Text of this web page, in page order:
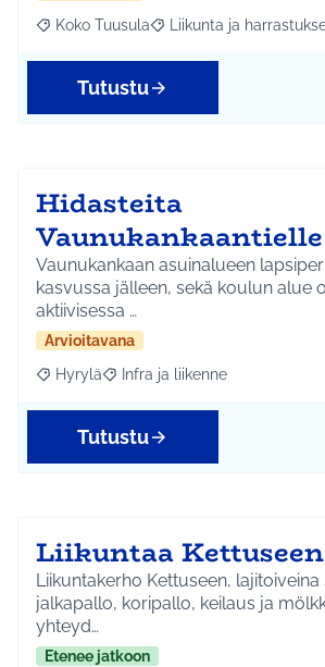
Rajaa tulokset aihepiirin mukaan: Koko
Koko Tuusula Rajaa tulokset teeman
Liikunta ja
Tutustu
Hidasteita
Vaunukankaantielle
Vaunukankaan asuinalueen
kasvussa jälleen, sekä koulun alue
aktiivisessa …
Arvioitavana
Rajaa tulokset aihepiirin mukaan: Hyrylä
Hyrylä Rajaa tulokset teeman
Infra ja liikenne
Tutustu
Liikuntaa
Liikuntakerho Kettuseen, lajitoiveina
jalkapallo, koripallo, keilaus ja
yhteyd…
Etenee jatkoon